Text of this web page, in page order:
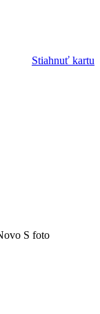
Stiahnuť kartu